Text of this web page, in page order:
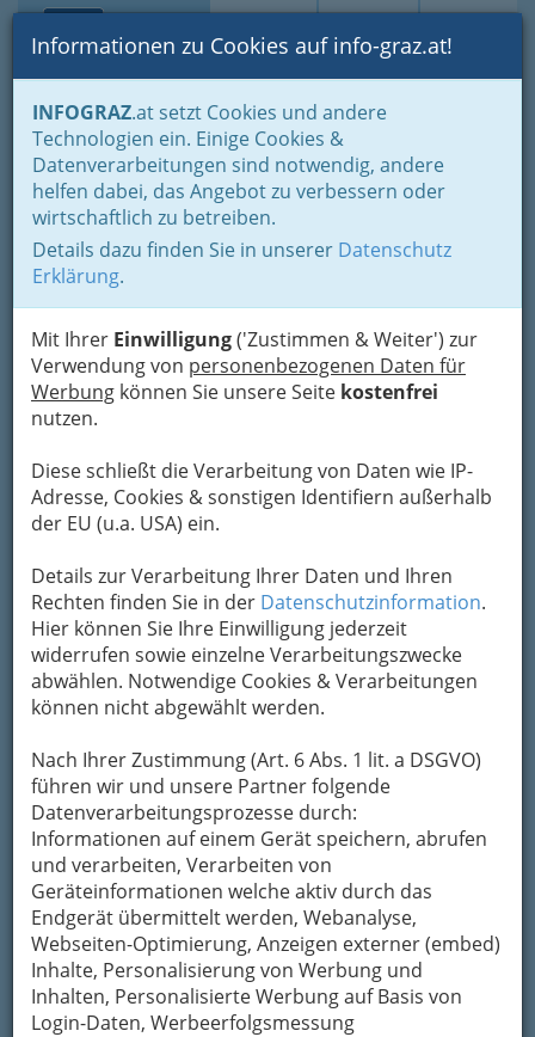
Suche Login Toggle
Informationen zu Cookies auf info-graz.at!
INFOGRAZ.at setzt Cookies und andere
Technologien ein. Einige Cookies &
Datenverarbeitungen sind notwendig, andere
helfen dabei, das Angebot zu verbessern oder
wirtschaftlich zu betreiben.
Details dazu finden Sie in unserer Datenschutz
Erklärung.
Mit Ihrer Einwilligung('Zustimmen & Weiter') zur
Verwendung von personenbezogenen Daten für
Werbung können Sie unsere Seite kostenfrei
nutzen.
Diese schließt die Verarbeitung von Daten wie IP-
Adresse, Cookies & sonstigen Identifiern außerhalb
der EU (u.a. USA) ein.
Details zur Verarbeitung Ihrer Daten und Ihren
Rechten finden Sie in der Datenschutzinformation.
Hier können Sie Ihre Einwilligung jederzeit
widerrufen sowie einzelne Verarbeitungszwecke
abwählen. Notwendige Cookies & Verarbeitungen
können nicht abgewählt werden.
Nach Ihrer Zustimmung (Art. 6 Abs. 1 lit. a DSGVO)
führen wir und unsere Partner folgende
Datenverarbeitungsprozesse durch:
Informationen auf einem Gerät speichern, abrufen
und verarbeiten, Verarbeiten von
Geräteinformationen welche aktiv durch das
Endgerät übermittelt werden, Webanalyse,
Webseiten-Optimierung, Anzeigen externer (embed)
Inhalte, Personalisierung von Werbung und
Inhalten, Personalisierte Werbung auf Basis von
Login-Daten, Werbeerfolgsmessung
Home Blogs
Die Autoren / Autorinnen
Franz Wolfmayr - Steirische Behindertenhilfe
Franz Wolfmayr - Steirische
Behindertenhilfe
Franz Wolfmayr, Gastwirt, Soziologe,
Sonderschullehrer, Mitglied der
Geschäftsführung der Chance B Firmengruppe.
Chance
B bietet die soziale Dienstleistungen für mehr als
2.000alte, kranke und behinderte Menschen
zum selbständigen Lebenan.
gesetzliche Rahmenbedingungen, an denen er
über Interessenvertretungenmitwirkt: seit
1999 alsPräsident des Dachverbands
Steirische Behindertenhilfein der Steiermark
und seit 2008 auch auf Europäischer Ebene als
Präsident des Europäischen Dachverbands
EASPD– European Association of Service
Providers for Persons with Disabilities.